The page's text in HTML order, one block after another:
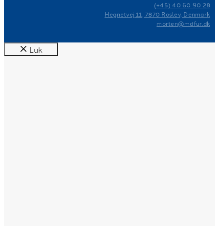
(+45) 40 60 90 28
Hegnetvej 11, 7870 Roslev, Denmark
morten@mdfur.dk
Luk